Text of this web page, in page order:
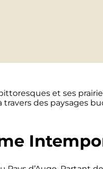
et ses
des paysages